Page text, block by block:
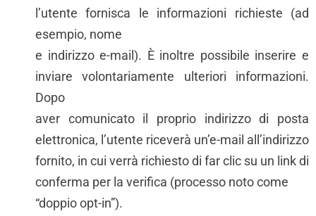
l’utente fornisca le informazioni richieste (ad
esempio, nome
e indirizzo e-mail). È inoltre possibile inserire e
inviare volontariamente ulteriori informazioni.
Dopo
aver comunicato il proprio indirizzo di posta
elettronica, l’utente riceverà un’e-mail all’indirizzo
fornito, in cui verrà richiesto di far clic su un link di
conferma per la verifica (processo noto come
“doppio opt-in”).